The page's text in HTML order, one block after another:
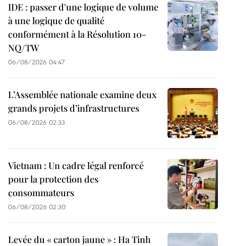
IDE : passer d'une logique de volume
à une logique de qualité
conformément à la Résolution 10-
NQ/TW
06/08/2026 04:47
L’Assemblée nationale examine deux
grands projets d’infrastructures
06/08/2026 02:33
Vietnam : Un cadre légal renforcé
pour la protection des
consommateurs
06/08/2026 02:30
Levée du « carton jaune » : Ha Tinh